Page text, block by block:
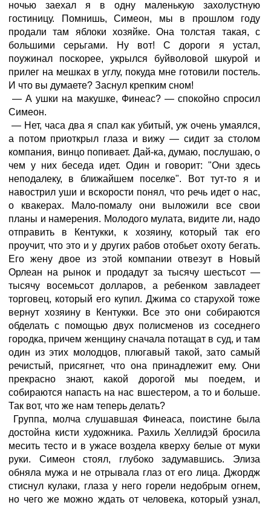
ночью заехал я в одну маленькую захолустную
гостиницу. Помнишь, Симеон, мы в прошлом году
продали там яблоки хозяйке. Она толстая такая, с
большими серьгами. Ну вот! С дороги я устал,
поужинал поскорее, укрылся буйволовой шкурой и
прилег на мешках в углу, покуда мне готовили постель.
И что вы думаете? Заснул крепким сном!
— А ушки на макушке, Финеас? — спокойно спросил
Симеон.
— Нет, часа два я спал как убитый, уж очень умаялся,
а потом приоткрыл глаза и вижу — сидит за столом
компания, винцо попивает. Дай-ка, думаю, послушаю, о
чем у них беседа идет. Один и говорит: "Они здесь
неподалеку, в ближайшем поселке". Вот тут-то я и
навострил уши и вскорости понял, что речь идет о нас,
о квакерах. Мало-помалу они выложили все свои
планы и намерения. Молодого мулата, видите ли, надо
отправить в Кентукки, к хозяину, который так его
проучит, что это и у других рабов отобьет охоту бегать.
Его жену двое из этой компании отвезут в Новый
Орлеан на рынок и продадут за тысячу шестьсот —
тысячу восемьсот долларов, а ребенком завладеет
торговец, который его купил. Джима со старухой тоже
вернут хозяину в Кентукки. Все это они собираются
обделать с помощью двух полисменов из соседнего
городка, причем женщину сначала потащат в суд, и там
один из этих молодцов, плюгавый такой, зато самый
речистый, присягнет, что она принадлежит ему. Они
прекрасно знают, какой дорогой мы поедем, и
собираются напасть на нас вшестером, а то и больше.
Так вот, что же нам теперь делать?
Группа, молча слушавшая Финеаса, поистине была
достойна кисти художника. Рахиль Хеллидэй бросила
месить тесто и в ужасе воздела кверху белые от муки
руки. Симеон стоял, глубоко задумавшись. Элиза
обняла мужа и не отрывала глаз от его лица. Джордж
стиснул кулаки, глаза у него горели недобрым огнем,
но чего же можно ждать от человека, который узнал,